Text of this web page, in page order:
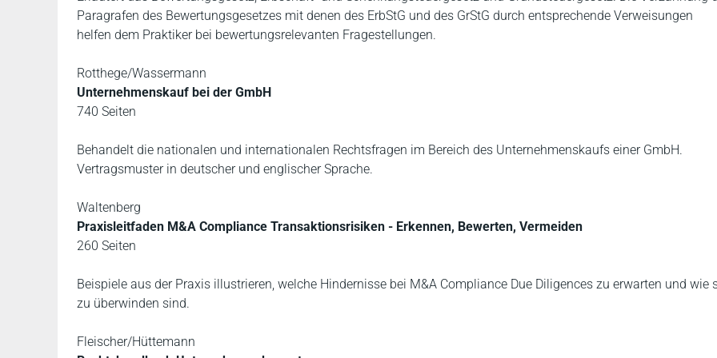
Paragrafen des Bewertungsgesetzes mit denen des ErbStG und des GrStG durch entsprechende Verweisungen
helfen dem Praktiker bei bewertungsrelevanten Fragestellungen.
Rotthege/Wassermann
Unternehmenskauf bei der GmbH
740 Seiten
Behandelt die nationalen und internationalen Rechtsfragen im Bereich des Unternehmenskaufs einer GmbH.
Vertragsmuster in deutscher und englischer Sprache.
Waltenberg
Praxisleitfaden M&A Compliance Transaktionsrisiken - Erkennen, Bewerten, Vermeiden
260 Seiten
Beispiele aus der Praxis illustrieren, welche Hindernisse bei M&A Compliance Due Diligences zu erwarten und wie
zu überwinden sind.
Fleischer/Hüttemann